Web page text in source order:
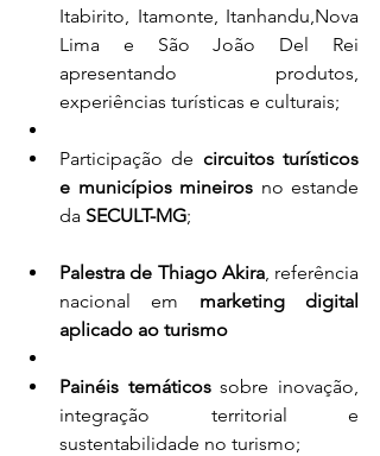
Itabirito, Itamonte, Itanhandu,Nova
Lima e São João Del Rei
apresentando produtos,
experiências turísticas e culturais;
Participação de circuitos turísticos
e municípios mineiros no estande
da SECULT-MG;
Palestra de Thiago Akira, referência
nacional em marketing digital
aplicado ao turismo
Painéis temáticos sobre inovação,
integração territorial e
sustentabilidade no turismo;